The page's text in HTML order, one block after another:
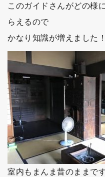
このガイドさんがどの様
らえるので
かなり知識が増えました！
室内もまんま昔のままです